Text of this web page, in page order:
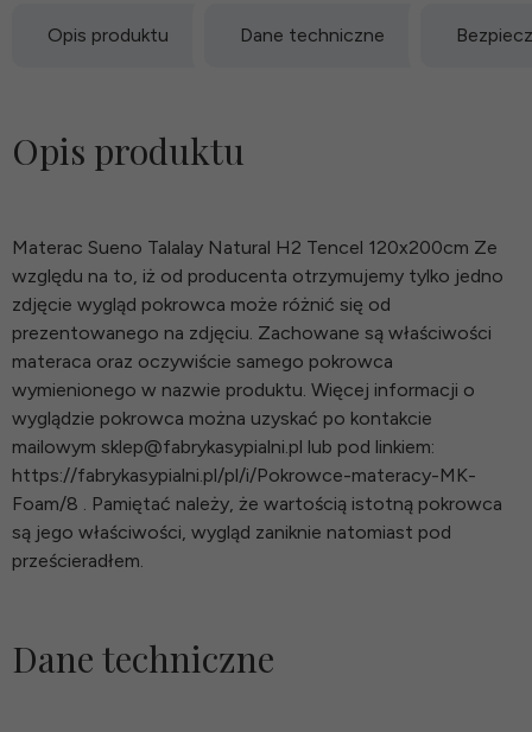
Opis produktu Dane techniczne
Opis produktu
Materac Sueno Talalay Natural H2 Tencel 120x200cm Ze
względu na to, iż od producenta otrzymujemy tylko jedno
zdjęcie wygląd pokrowca może różnić się od
prezentowanego na zdjęciu. Zachowane są właściwości
materaca oraz oczywiście samego pokrowca
wymienionego w nazwie produktu. Więcej informacji o
wyglądzie pokrowca można uzyskać po kontakcie
mailowym sklep@fabrykasypialni.pl lub pod linkiem:
https://fabrykasypialni.pl/pl/i/Pokrowce-materacy-MK-
Foam/8 . Pamiętać należy, że wartością istotną pokrowca
są jego właściwości, wygląd zaniknie natomiast pod
prześcieradłem.
Dane techniczne